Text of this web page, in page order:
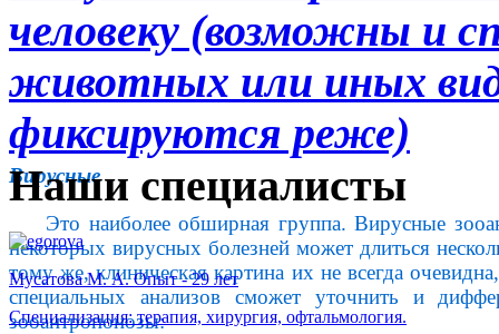
Вирусные
Это наиболее обширная группа. Вирусные
некоторых вирусных болезней может длиться
тому же, клиническая картина их не всегда
специальных анализов сможет уточнить и
зооантропонозы:
Наши специалисты
Мусатова М. А. Опыт - 29 лет
Специализация: терапия, хирургия, офтальмология.